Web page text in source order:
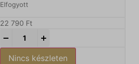
Elfogyott
22 790 Ft
Nincs készleten